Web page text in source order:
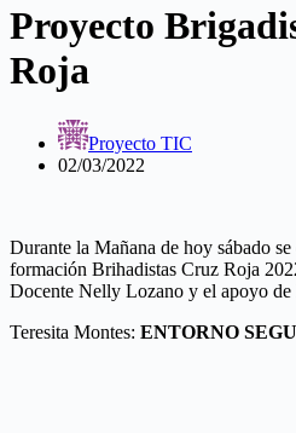
Proyecto
Roja
Proyecto TIC
02/03/2022
Durante la Mañana de hoy sábado
formación Brihadistas Cruz Roja
Docente Nelly Lozano y el apoyo
Teresita Montes: ENTORNO